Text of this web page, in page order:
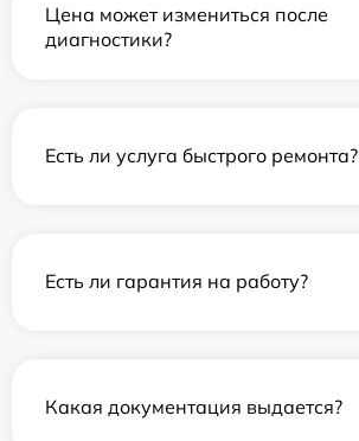
Цена может измениться после
диагностики?
Есть ли услуга быстрого ремонта?
Есть ли гарантия на работу?
Какая документация выдается?